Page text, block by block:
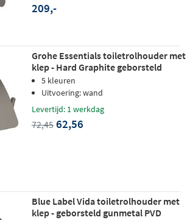
209,-
Grohe Essentials toiletrolhouder met
klep - Hard Graphite geborsteld
5 kleuren
Uitvoering: wand
Levertijd: 1 werkdag
72,45 62,56
Blue Label Vida toiletrolhouder met
klep - geborsteld gunmetal PVD